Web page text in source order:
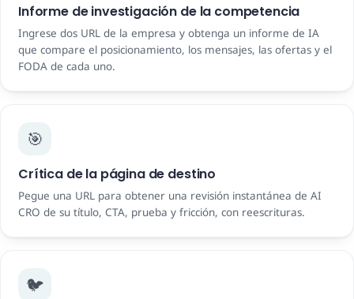
Informe de investigación de la competencia
Ingrese dos URL de la empresa y obtenga un informe de IA
que compare el posicionamiento, los mensajes, las ofertas y el
FODA de cada uno.
🎯
Crítica de la página de destino
Pegue una URL para obtener una revisión instantánea de AI
CRO de su título, CTA, prueba y fricción, con reescrituras.
🐦